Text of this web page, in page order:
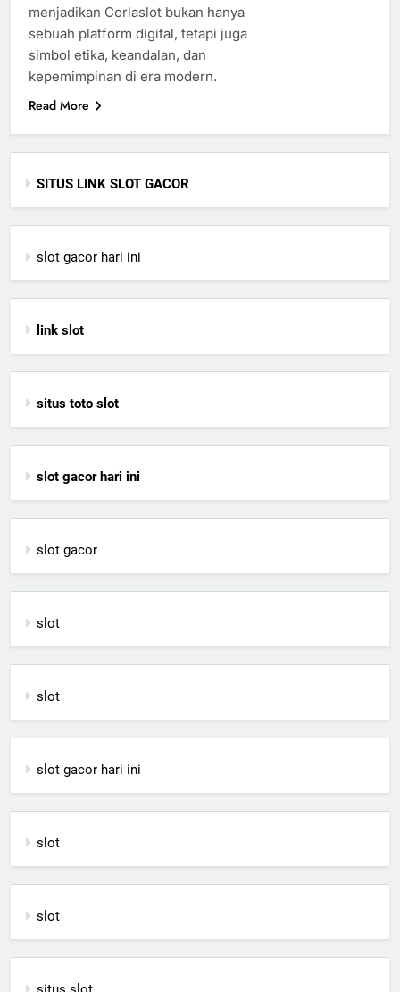
menjadikan Corlaslot bukan hanya
sebuah platform digital, tetapi juga
simbol etika, keandalan, dan
kepemimpinan di era modern.
Read More
SITUS LINK SLOT GACOR
slot gacor hari ini
link slot
situs toto slot
slot gacor hari ini
slot gacor
slot
slot
slot gacor hari ini
slot
slot